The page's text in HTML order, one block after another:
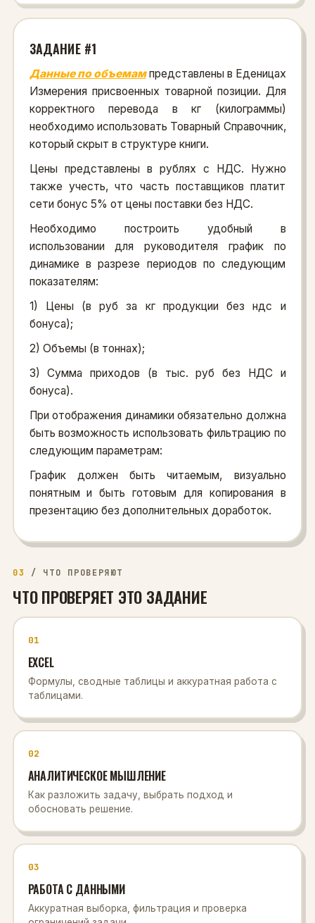
ЗАДАНИЕ #1
Данные по объемампредставлены в Еденицах
Измерения присвоенных товарной позиции. Для
корректного перевода в кг (килограммы)
необходимо использовать Товарный Справочник,
который скрыт в структуре книги.
Цены представлены в рублях с НДС. Нужно
также учесть, что часть поставщиков платит
сети бонус 5% от цены поставки без НДС.
Необходимо построить удобный в
использовании для руководителя график по
динамике в разрезе периодов по следующим
показателям:
1) Цены (в руб за кг продукции без ндс и
бонуса);
2) Объемы (в тоннах);
3) Сумма приходов (в тыс. руб без НДС и
бонуса).
При отображения динамики обязательно должна
быть возможность использовать фильтрацию по
следующим параметрам:
График должен быть читаемым, визуально
понятным и быть готовым для копирования в
презентацию без дополнительных доработок.
03 / ЧТО ПРОВЕРЯЮТ
ЧТО ПРОВЕРЯЕТ ЭТО ЗАДАНИЕ
01
EXCEL
Формулы, сводные таблицы и аккуратная работа с
таблицами.
02
АНАЛИТИЧЕСКОЕ МЫШЛЕНИЕ
Как разложить задачу, выбрать подход и
обосновать решение.
03
РАБОТА С ДАННЫМИ
Аккуратная выборка, фильтрация и проверка